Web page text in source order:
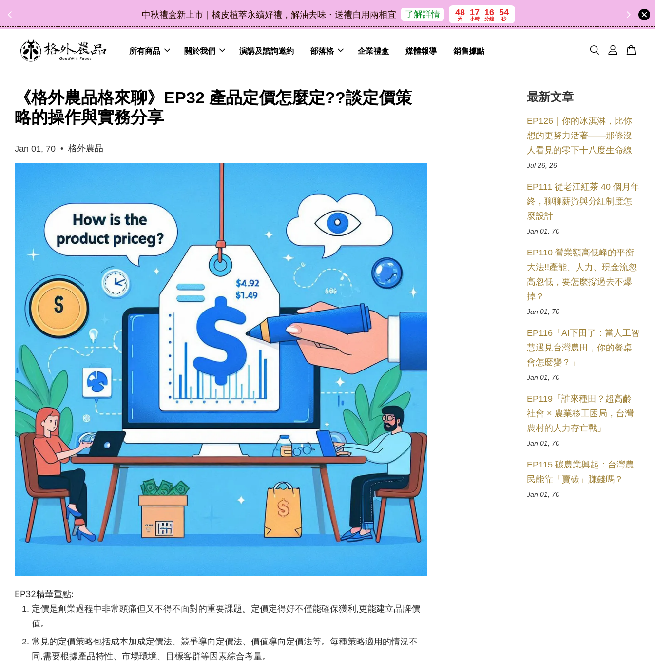
中秋禮盒新上市｜橘皮植萃永續好禮，解油去味・送禮自用兩相宜 了解詳情 48 17
小時
16
分鐘
53
秒
所有商品 關於我們 演講及諮詢邀約 部落格 企業禮盒 媒體報導 銷售據點
《格外農品格來聊》EP32 產品定價怎麼定??談定價策
略的操作與實務分享
Jan 01, 70 • 格外農品
EP32精華重點:
定價是創業過程中非常頭痛但又不得不面對的重要課題。定價定得好不僅能確保獲利,更能建立品牌價
值。
常見的定價策略包括成本加成定價法、競爭導向定價法、價值導向定價法等。每種策略適用的情況不
同,需要根據產品特性、市場環境、目標客群等因素綜合考量。
最新文章
EP126｜你的冰淇淋，比你
想的更努力活著——那條沒
人看見的零下十八度生命線
Jul 26, 26
EP111 從老江紅茶 40 個月年
終，聊聊薪資與分紅制度怎
麼設計
Jan 01, 70
EP110 營業額高低峰的平衡
大法!!產能、人力、現金流忽
高忽低，要怎麼撐過去不爆
掉？
Jan 01, 70
EP116「AI下田了：當人工智
慧遇見台灣農田，你的餐桌
會怎麼變？」
Jan 01, 70
EP119「誰來種田？超高齡
社會 × 農業移工困局，台灣
農村的人力存亡戰」
Jan 01, 70
EP115 碳農業興起：台灣農
民能靠「賣碳」賺錢嗎？
Jan 01, 70